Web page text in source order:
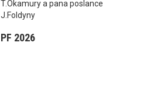
T.Okamury a pana poslance
J.Foldyny
PF 2026